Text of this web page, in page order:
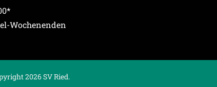
Wochenenden
2026 SV Ried.